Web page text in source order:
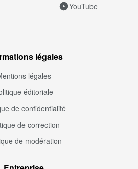
YouTube
légales
légales
éditoriale
de confidentialité
de correction
de modération